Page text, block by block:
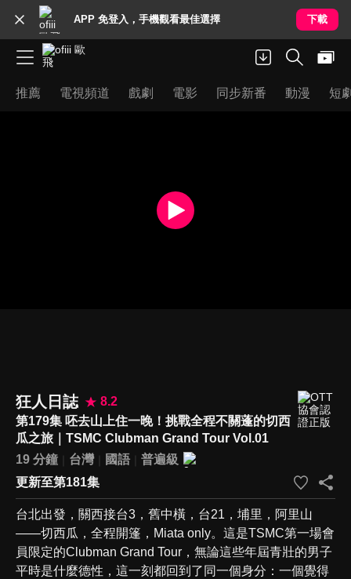
APP 免登入，手機觀看最佳選擇 下載
推薦 電視頻道 戲劇 電影 同步新番 動漫 短
狂人日誌
8.2
第179集 呸去山上住一晚！挑戰全程不關蓬的切西
瓜之旅｜TSMC Clubman Grand Tour Vol.01
19 分鐘
台灣 國語
普遍級
更新至第181集
台北出發，關西接台3，舊中橫，台21，埔里，阿里山
——切西瓜，全程開篷，Miata only。這是TSMC第一場會
員限定的Clubman Grand Tour，無論這些年屆青壯的男子
平時是什麼德性，這一刻都回到了同一個身分：一個覺得